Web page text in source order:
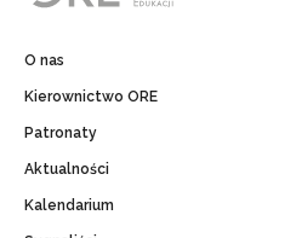
O nas
Kierownictwo ORE
Patronaty
Aktualności
Kalendarium